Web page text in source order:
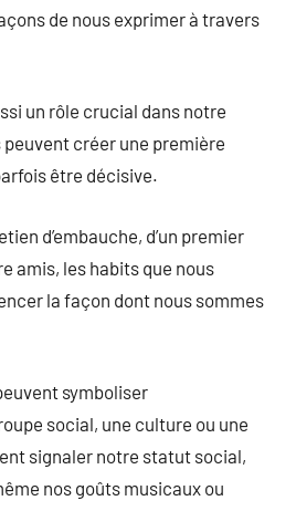
de nous exprimer à travers
un rôle crucial dans notre
créer une première
être décisive.
d’embauche, d’un premier
amis, les habits que nous
la façon dont nous sommes
symboliser
social, une culture ou une
signaler notre statut social,
nos goûts musicaux ou